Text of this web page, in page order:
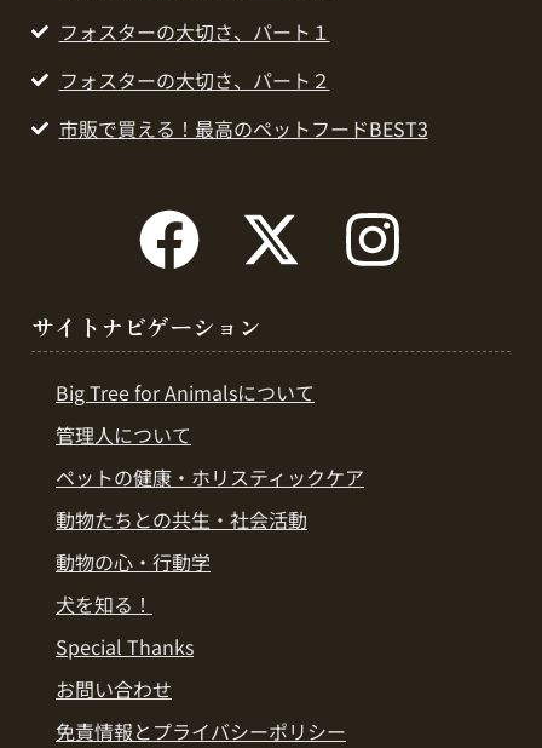
フォスターの大切さ、パート１
フォスターの大切さ、パート２
市販で買える！最高のペットフードBEST3
サイトナビゲーション
Big Tree for Animalsについて
管理人について
ペットの健康・ホリスティックケア
動物たちとの共生・社会活動
動物の心・行動学
犬を知る！
Special Thanks
お問い合わせ
免責情報とプライバシーポリシー